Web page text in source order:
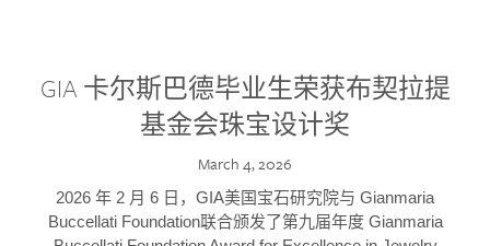
GIA 卡尔斯巴德毕业生荣获布契拉提
基金会珠宝设计奖
March 4, 2026
2026 年 2 月 6 日，GIA美国宝石研究院与 Gianmaria
Buccellati Foundation联合颁发了第九届年度 Gianmaria